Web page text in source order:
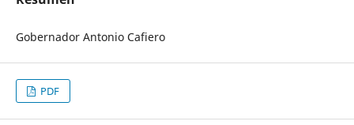
Gobernador Antonio Cafiero
PDF